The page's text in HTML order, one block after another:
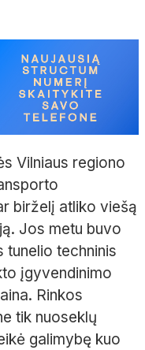
Vilniaus regiono
birželį atliko viešą
Jos metu buvo
tunelio techninis
įgyvendinimo
Rinkos
tik nuoseklų
galimybę kuo